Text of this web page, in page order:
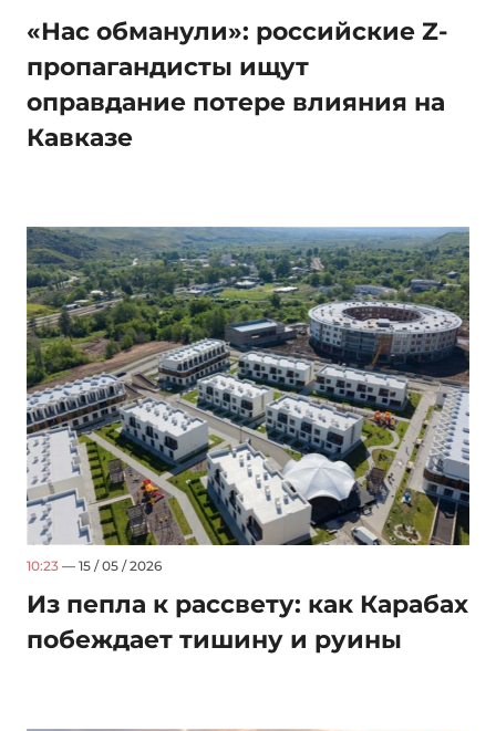
«Нас обманули»: российские Z-
пропагандисты ищут
оправдание потере влияния на
Кавказе
10:23 — 15 / 05 / 2026
Из пепла к рассвету: как Карабах
побеждает тишину и руины